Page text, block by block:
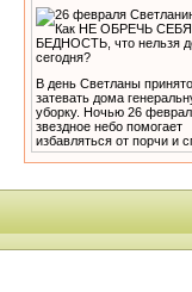
В день Светланы принято
затевать дома
уборку. Ночью 26
звездное небо помогает
избавляться от порчи и